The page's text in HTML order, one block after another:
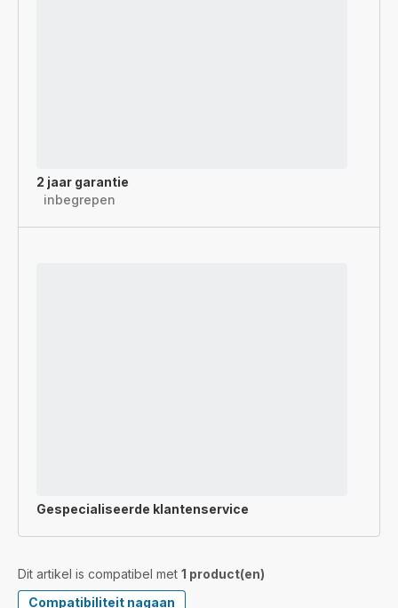
2 jaar garantie
inbegrepen
Gespecialiseerde klantenservice
Dit artikel is compatibel met 1 product(en)
Compatibiliteit nagaan